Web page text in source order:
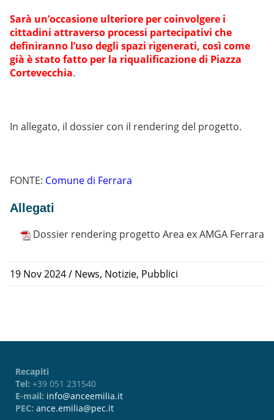
Sarà un’occasione ulteriore per coinvolgere i
cittadini attraverso processi partecipativi che
definiranno l’uso degli spazi rigenerati, così come
già è stato fatto per la riqualificazione di Piazza
Cortevecchia.
In allegato, il dossier con il rendering del progetto.
FONTE: Comune di Ferrara
Allegati
Dossier rendering progetto Area ex AMGA Ferrara
19 Nov 2024/ News, Notizie, Pubblici
Recapiti
Tel: +39 051 231540
E-mail: info@anceemilia.it
PEC: ance.emilia@pec.it